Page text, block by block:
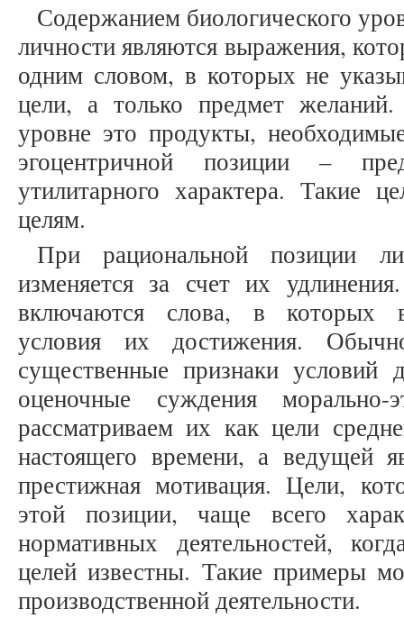
Содержанием биологического
личности являются выражения,
одним словом, в которых не
цели, а только предмет
уровне это продукты,
эгоцентричной позиции –
утилитарного характера. Такие
целям.
При рациональной позиции
изменяется за счет их
включаются слова, в которых
условия их достижения.
существенные признаки условий
оценочные суждения морально-
рассматриваем их как цели
настоящего времени, а ведущей
престижная мотивация. Цели,
этой позиции, чаще всего
нормативных деятельностей,
целей известны. Такие примеры
производственной деятельности.